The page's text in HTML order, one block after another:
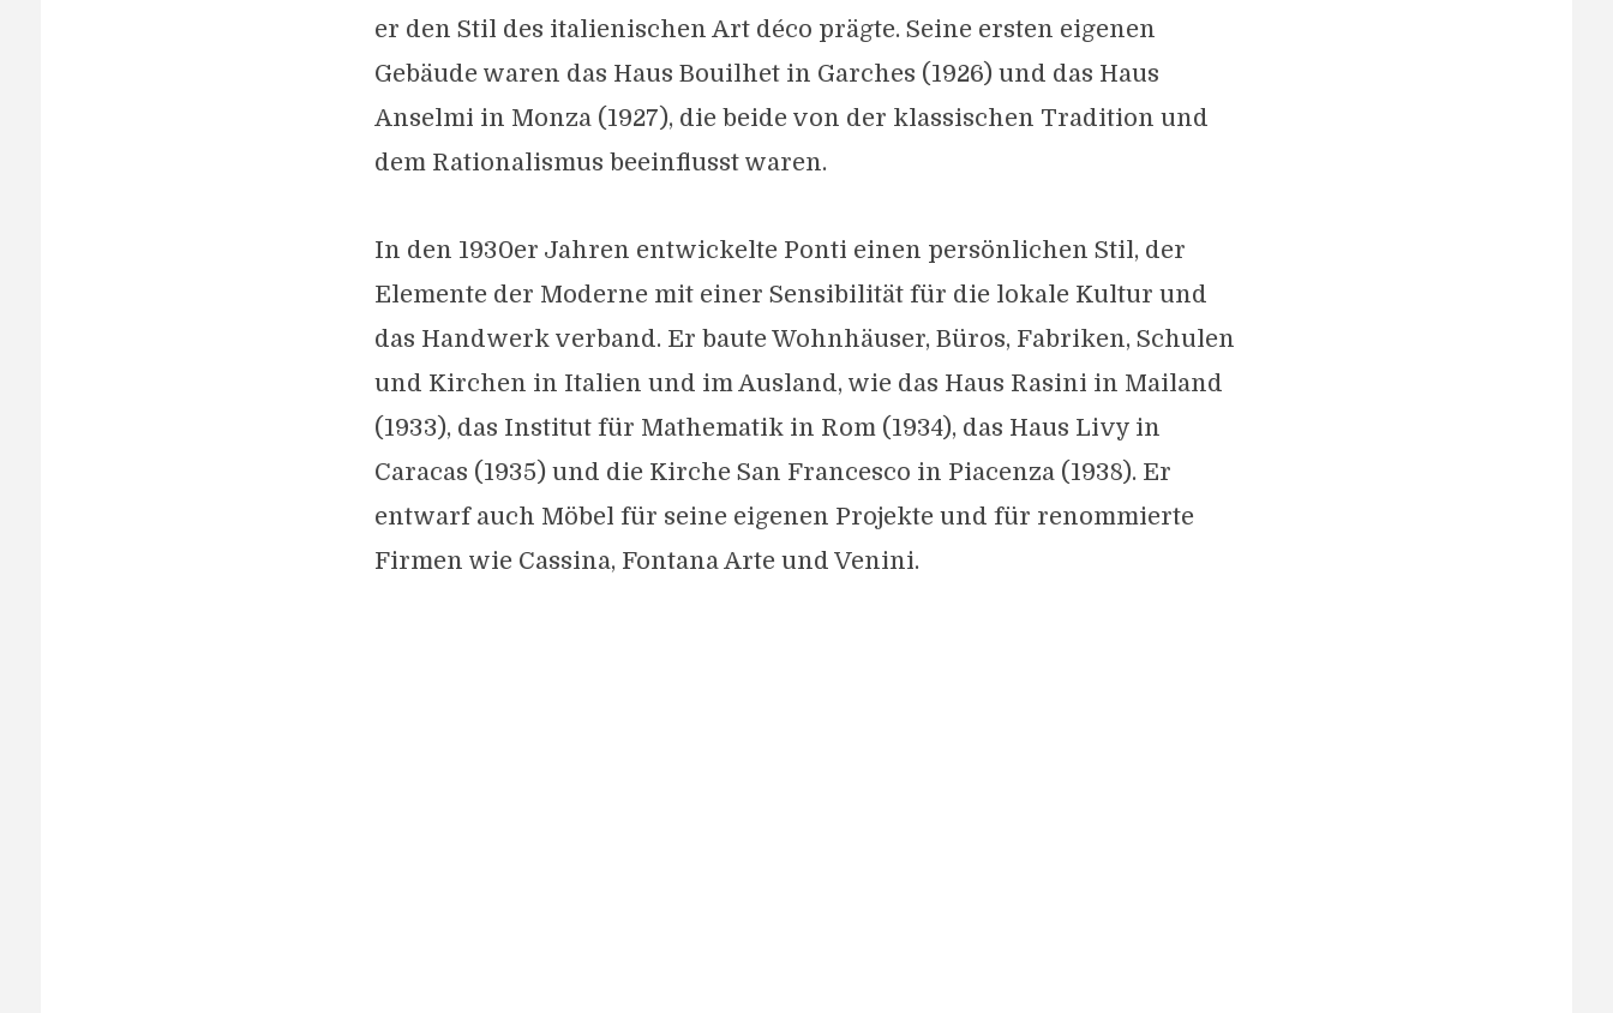
er den Stil des italienischen Art déco prägte. Seine ersten eigenen
Gebäude waren das Haus Bouilhet in Garches (1926) und das Haus
Anselmi in Monza (1927), die beide von der klassischen Tradition und
dem Rationalismus beeinflusst waren.
In den 1930er Jahren entwickelte Ponti einen persönlichen Stil, der
Elemente der Moderne mit einer Sensibilität für die lokale Kultur und
das Handwerk verband. Er baute Wohnhäuser, Büros, Fabriken, Schulen
und Kirchen in Italien und im Ausland, wie das Haus Rasini in Mailand
(1933), das Institut für Mathematik in Rom (1934), das Haus Livy in
Caracas (1935) und die Kirche San Francesco in Piacenza (1938). Er
entwarf auch Möbel für seine eigenen Projekte und für renommierte
Firmen wie Cassina, Fontana Arte und Venini.